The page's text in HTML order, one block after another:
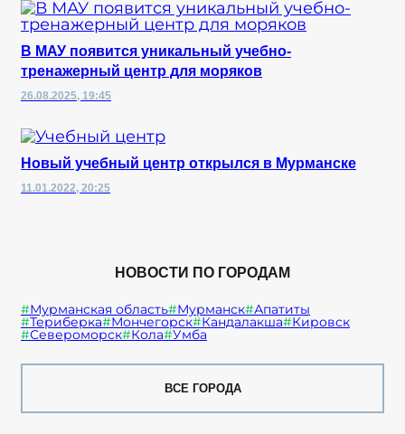
В МАУ появится уникальный учебно-
тренажерный центр для моряков
26.08.2025, 19:45
Новый учебный центр открылся в Мурманске
11.01.2022, 20:25
НОВОСТИ ПО ГОРОДАМ
Мурманская область Мурманск Апатиты
Териберка Мончегорск Кандалакша Кировск
Североморск Кола Умба
ВСЕ ГОРОДА